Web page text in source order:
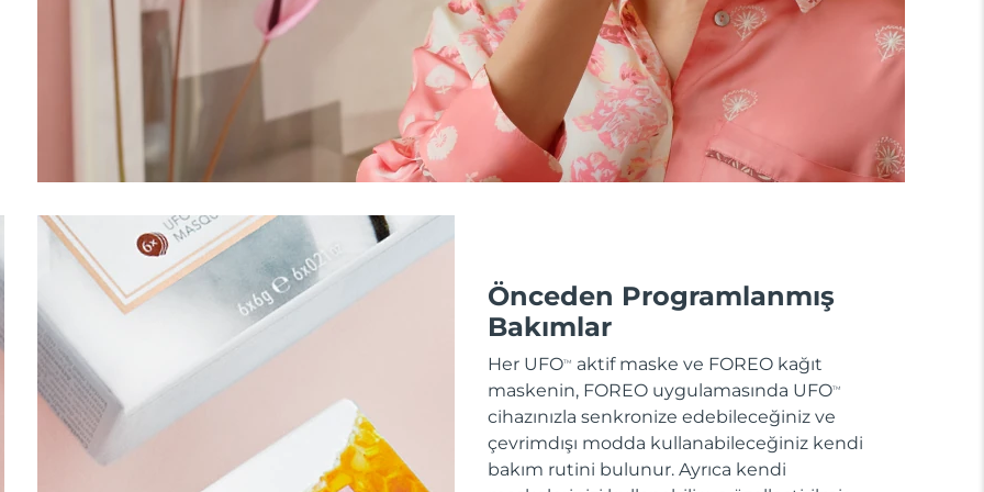
Önceden Programlanmış
Bakımlar
Her UFOTM
aktif maske ve FOREO kağıt
maskenin, FOREO uygulamasında UFOTM
cihazınızla senkronize edebileceğiniz ve
çevrimdışı modda kullanabileceğiniz kendi
bakım rutini bulunur. Ayrıca kendi